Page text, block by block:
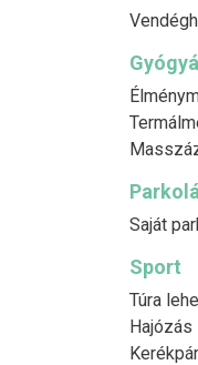
Saját
Sport
Túra
Hajózás